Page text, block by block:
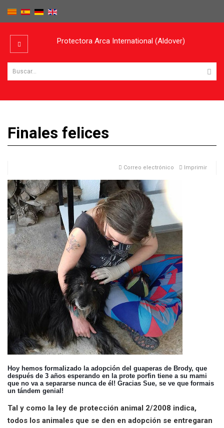
Protectora Arca International (Aldover)
Finales felices
Imprimir
Correo electrónico
Hoy hemos formalizado la adopción del guaperas de Brody, que
después de 3 años esperando en la prote porfin tiene a su mami
que no va a separarse nunca de él! Gracias Sue, se ve que formais
un tándem genial!
Tal y como la ley de protección animal 2/2008 indica,
todos los animales que se den en adopción se entregaran